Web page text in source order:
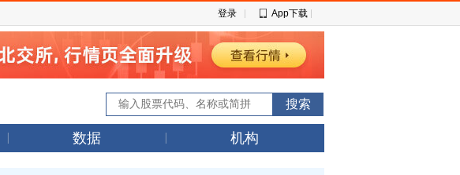
登录 App下载
数据 机构